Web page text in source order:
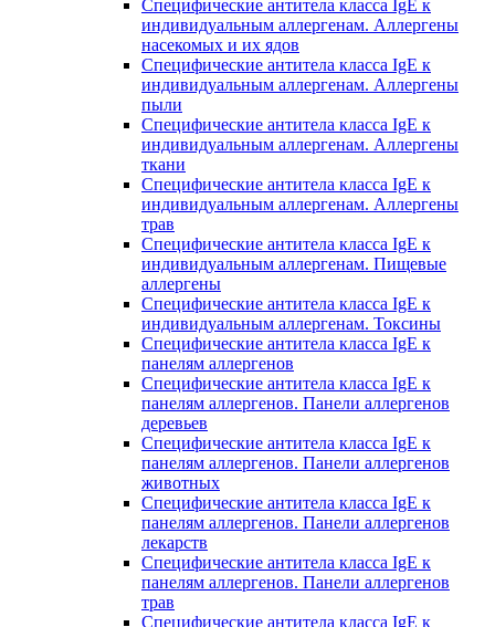
Специфические антитела класса IgE к
индивидуальным аллергенам. Аллергены
насекомых и их ядов
Специфические антитела класса IgE к
индивидуальным аллергенам. Аллергены
пыли
Специфические антитела класса IgE к
индивидуальным аллергенам. Аллергены
ткани
Специфические антитела класса IgE к
индивидуальным аллергенам. Аллергены
трав
Специфические антитела класса IgE к
индивидуальным аллергенам. Пищевые
аллергены
Специфические антитела класса IgE к
индивидуальным аллергенам. Токсины
Специфические антитела класса IgE к
панелям аллергенов
Специфические антитела класса IgE к
панелям аллергенов. Панели аллергенов
деревьев
Специфические антитела класса IgE к
панелям аллергенов. Панели аллергенов
животных
Специфические антитела класса IgE к
панелям аллергенов. Панели аллергенов
лекарств
Специфические антитела класса IgE к
панелям аллергенов. Панели аллергенов
трав
Специфические антитела класса IgE к